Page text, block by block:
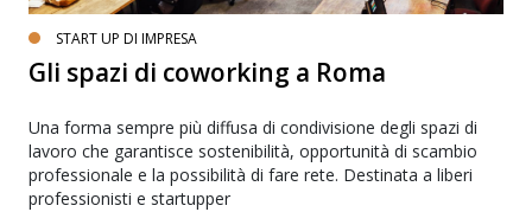
START UP DI IMPRESA
Gli spazi di coworking a Roma
Una forma sempre più diffusa di condivisione degli spazi di
lavoro che garantisce sostenibilità, opportunità di scambio
professionale e la possibilità di fare rete. Destinata a liberi
professionisti e startupper